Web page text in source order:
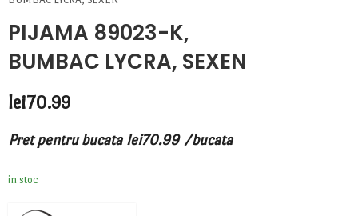
PIJAMA 89023-K,
BUMBAC LYCRA, SEXEN
lei70.99
Pret pentru bucata lei70.99 /bucata
in stoc